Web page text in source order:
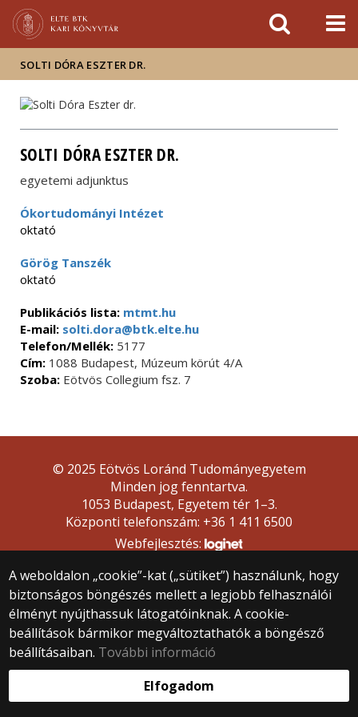
sajtóban
SOLTI DÓRA ESZTER DR.
SOLTI DÓRA ESZTER DR.
egyetemi adjunktus
Ókortudományi Intézet
oktató
Görög Tanszék
oktató
Publikációs lista: mtmt.hu
E-mail: solti.dora@btk.elte.hu
Telefon/Mellék: 5177
Cím: 1088 Budapest, Múzeum körút 4/A
Szoba: Eötvös Collegium fsz. 7
A weboldalon „cookie”-kat („sütiket”) használunk, hogy
biztonságos böngészés mellett a legjobb felhasználói
élményt nyújthassuk látogatóinknak. A cookie-
beállítások bármikor megváltoztathatók a böngésző
beállításaiban. További információ
Elfogadom
© 2025 Eötvös Loránd Tudományegyetem
Minden jog fenntartva.
1053 Budapest, Egyetem tér 1–3.
Központi telefonszám: +36 1 411 6500
Webfejlesztés: